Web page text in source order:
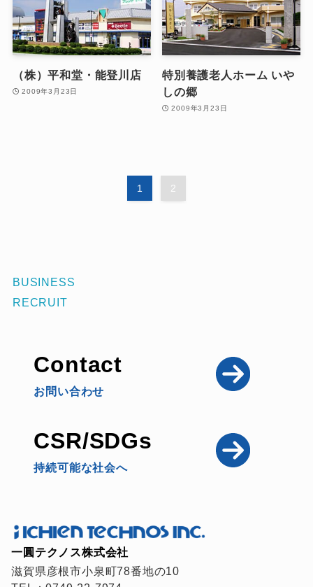
（株）平和堂・能登川店
2009年3月23日
特別養護老人ホーム いや
しの郷
2009年3月23日
1 2
BUSINESS
RECRUIT
Contact
お問い合わせ
CSR/SDGs
持続可能な社会へ
一圓テクノス株式会社
滋賀県彦根市小泉町78番地の10